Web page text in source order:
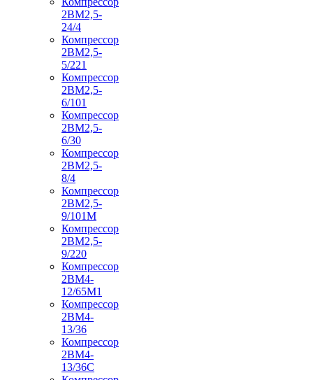
2ВМ2,5-
24/4
Компрессор
2ВМ2,5-
5/221
Компрессор
2ВМ2,5-
6/101
Компрессор
2ВМ2,5-
6/30
Компрессор
2ВМ2,5-
8/4
Компрессор
2ВМ2,5-
9/101М
Компрессор
2ВМ2,5-
9/220
Компрессор
2ВМ4-
12/65М1
Компрессор
2ВМ4-
13/36
Компрессор
2ВМ4-
13/36С